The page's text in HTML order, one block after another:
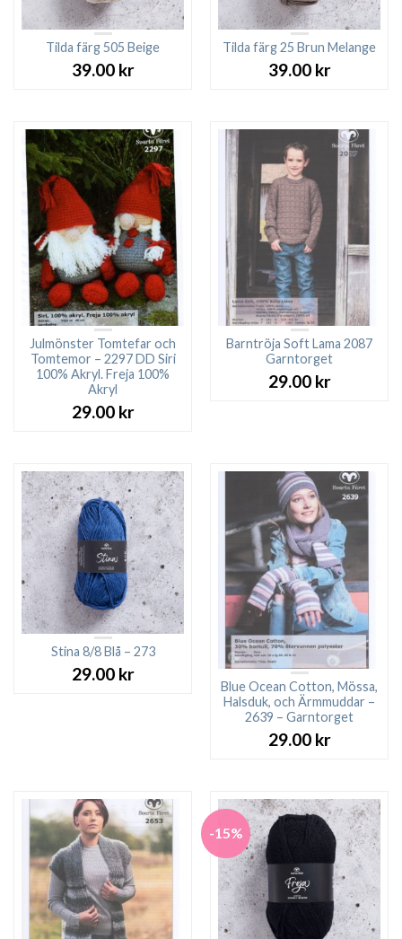
Tilda färg 505 Beige
39.00 kr
Tilda färg 25 Brun Melange
39.00 kr
Julmönster Tomtefar och
Tomtemor – 2297 DD Siri
100% Akryl. Freja 100%
Akryl
29.00 kr
Barntröja Soft Lama 2087
Garntorget
29.00 kr
Stina 8/8 Blå – 273
29.00 kr
Blue Ocean Cotton, Mössa,
Halsduk, och Ärmmuddar –
2639 – Garntorget
29.00 kr
-15%